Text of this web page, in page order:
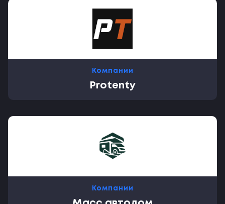
Компании
Protenty
Компании